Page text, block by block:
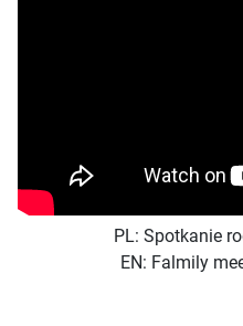
PL: Spotkanie
EN: Falmily